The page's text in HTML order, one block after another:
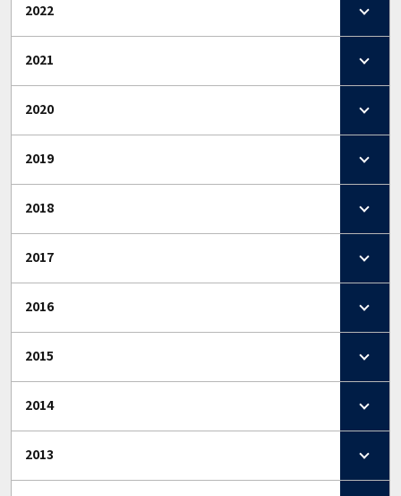
2022
2021
2020
2019
2018
2017
2016
2015
2014
2013